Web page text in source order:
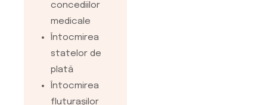
concediilor
medicale
Întocmirea
statelor de
plată
Întocmirea
fluturașilor